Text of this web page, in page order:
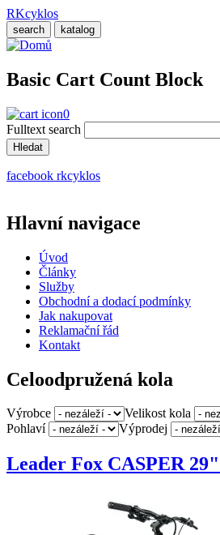
Přejít
k
hlavnímu
RKcyklos
search katalog
Basic Cart Count Block
0
Fulltext search
facebook rkcyklos
Hlavní navigace
Úvod
Články
Služby
Obchodní a dodací podmínky
Jak nakupovat
Reklamační řád
Kontakt
Celoodpružená kola
Výrobce
Velikost kola
Pohlaví
Výprodej
Leader Fox CASPER